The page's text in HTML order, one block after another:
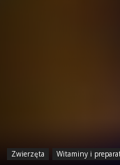
Zwierzęta Witaminy i